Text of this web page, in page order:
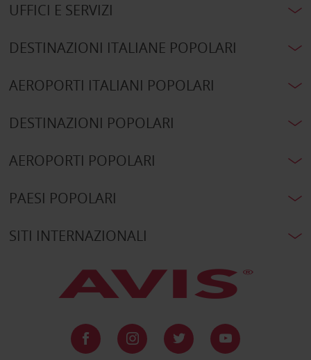
UFFICI E SERVIZI
DESTINAZIONI ITALIANE POPOLARI
AEROPORTI ITALIANI POPOLARI
DESTINAZIONI POPOLARI
AEROPORTI POPOLARI
PAESI POPOLARI
SITI INTERNAZIONALI